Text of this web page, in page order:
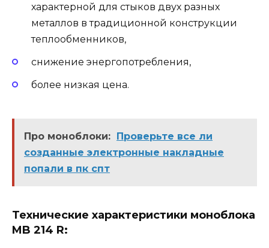
характерной для стыков двух разных
металлов в традиционной конструкции
теплообменников,
снижение энергопотребления,
более низкая цена.
Про моноблоки:
Проверьте все ли
созданные электронные накладные
попали в пк спт
Технические характеристики моноблока
MB 214 R: